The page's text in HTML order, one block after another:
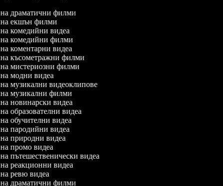
на драматични филми
на екшън филми
на комедийни видеа
на комедийни филми
на коментарни видеа
на късометражни филми
на мистериозни филми
на модни видеа
на музикални видеоклипове
на музикални филми
на новинарски видеа
на образователни видеа
на обучителни видеа
на пародийни видеа
на природни видеа
на промо видеа
на пътешественически видеа
на реакционни видеа
на ревю видеа
на драматични филми